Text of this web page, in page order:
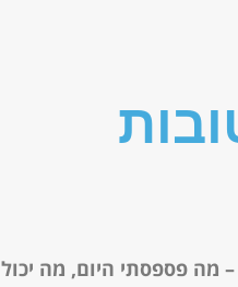
מה פספסתי היום, מה